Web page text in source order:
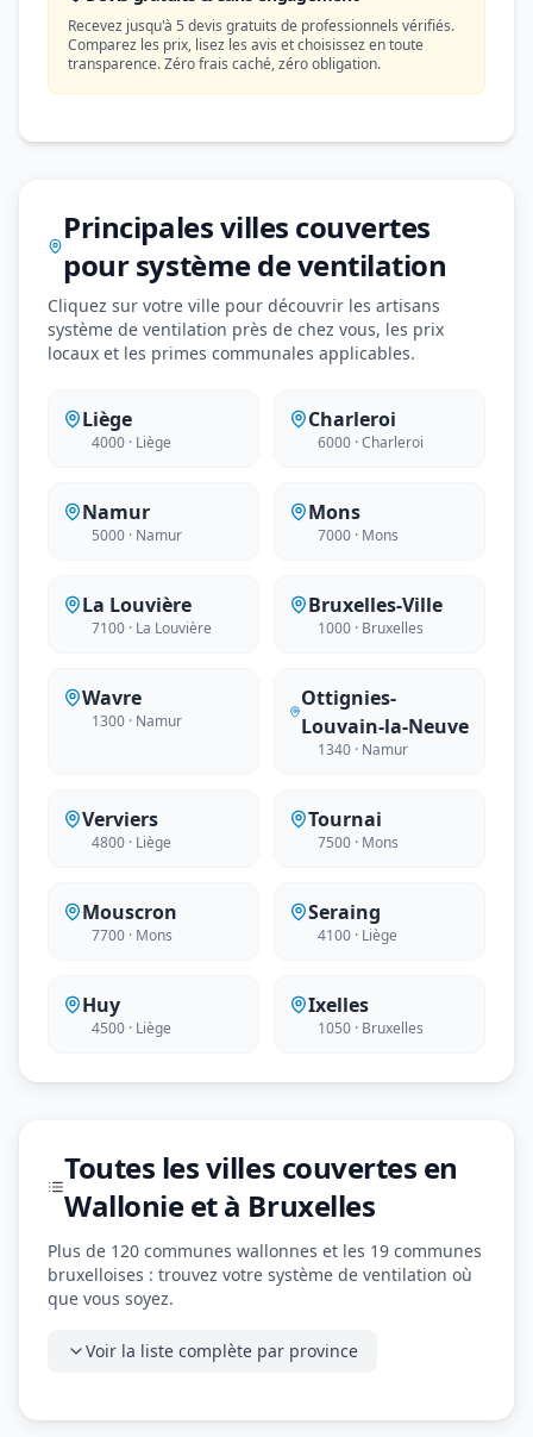
Recevez jusqu'à 5 devis gratuits de professionnels vérifiés.
Comparez les prix, lisez les avis et choisissez en toute
transparence. Zéro frais caché, zéro obligation.
Principales villes couvertes
pour système de ventilation
Cliquez sur votre ville pour découvrir les artisans
système de ventilation près de chez vous, les prix
locaux et les primes communales applicables.
Liège
4000 · Liège
Charleroi
6000 · Charleroi
Namur
5000 · Namur
Mons
7000 · Mons
La Louvière
7100 · La Louvière
Bruxelles-Ville
1000 · Bruxelles
Wavre
1300 · Namur
Ottignies-
Louvain-la-Neuve
1340 · Namur
Verviers
4800 · Liège
Tournai
7500 · Mons
Mouscron
7700 · Mons
Seraing
4100 · Liège
Huy
4500 · Liège
Ixelles
1050 · Bruxelles
Toutes les villes couvertes en
Wallonie et à Bruxelles
Plus de 120 communes wallonnes et les 19 communes
bruxelloises : trouvez votre système de ventilation où
que vous soyez.
Voir la liste complète par province